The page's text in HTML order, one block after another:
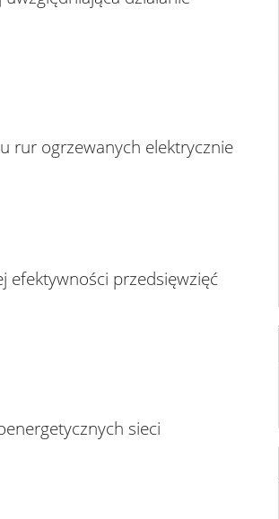
rur ogrzewanych elektrycznie
efektywności przedsięwzięć
sieci